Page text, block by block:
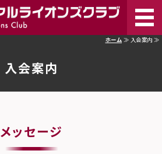
京
ホーム
ホーム ≫ 入会案内 ≫
入会案内
メッセージ